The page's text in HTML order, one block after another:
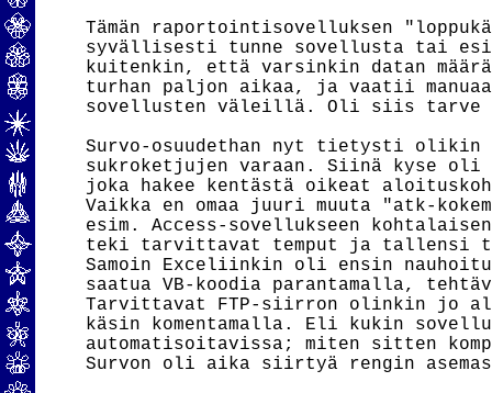
Tämän raportointisovelluksen
syvällisesti tunne sovellusta tai
kuitenkin, että varsinkin datan
turhan paljon aikaa, ja vaatii
sovellusten väleillä. Oli siis tarve
Survo-osuudethan nyt tietysti
sukroketjujen varaan. Siinä kyse oli
joka hakee kentästä oikeat
Vaikka en omaa juuri muuta "atk-
esim. Access-sovellukseen
teki tarvittavat temput ja tallensi
Samoin Exceliinkin oli ensin
saatua VB-koodia parantamalla,
Tarvittavat FTP-siirron olinkin jo
käsin komentamalla. Eli kukin
automatisoitavissa; miten sitten
Survon oli aika siirtyä rengin